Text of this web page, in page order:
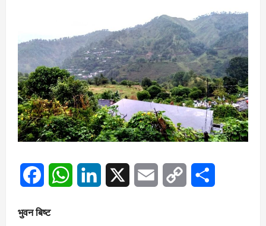
FacebookWhatsAppLinkedIn Email
Copy
भुवन बिष्ट